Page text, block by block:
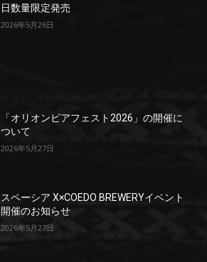
日数量限定発売
2026年5月26日
「オリオンビアフェスト2026」の開催に
ついて
2026年5月27日
スペーシア X×COEDO BREWERYイベント
開催のお知らせ
2026年5月27日